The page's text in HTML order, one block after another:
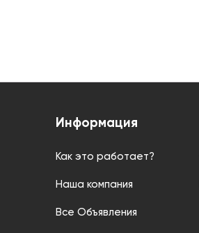
Информация
Как это работает?
Наша компания
Все Объявления